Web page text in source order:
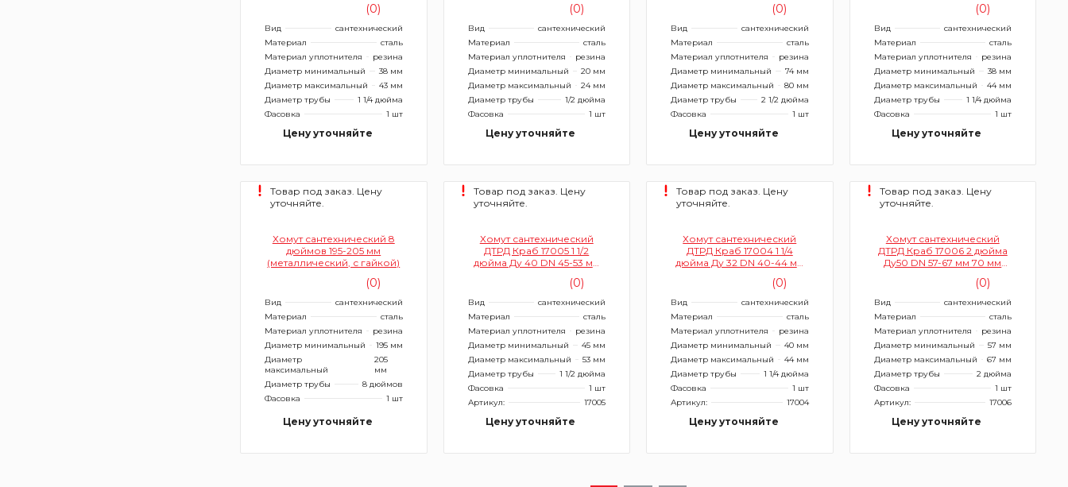
(0)
Вид
сантехнический
Материал
сталь
Материал уплотнителя
резина
Диаметр минимальный
38 мм
Диаметр максимальный
43 мм
Диаметр трубы
1 1/4 дюйма
Фасовка
1 шт
Цену уточняйте
(0)
Вид
сантехнический
Материал
сталь
Материал уплотнителя
резина
Диаметр минимальный
20 мм
Диаметр максимальный
24 мм
Диаметр трубы
1/2 дюйма
Фасовка
1 шт
Цену уточняйте
(0)
Вид
сантехнический
Материал
сталь
Материал уплотнителя
резина
Диаметр минимальный
74 мм
Диаметр максимальный
80 мм
Диаметр трубы
2 1/2 дюйма
Фасовка
1 шт
Цену уточняйте
(0)
Вид
сантехнический
Материал
сталь
Материал уплотнителя
резина
Диаметр минимальный
38 мм
Диаметр максимальный
44 мм
Диаметр трубы
1 1/4 дюйма
Фасовка
1 шт
Цену уточняйте
Товар под заказ. Цену
уточняйте.
Хомут сантехнический 8
дюймов 195-205 мм
(металлический, с гайкой)
(0)
Вид
сантехнический
Материал
сталь
Материал уплотнителя
резина
Диаметр минимальный
195 мм
Диаметр
максимальный
205
мм
Диаметр трубы
8 дюймов
Фасовка
1 шт
Цену уточняйте
Товар под заказ. Цену
уточняйте.
Хомут сантехнический
ДТРД Краб 17005 1 1/2
дюйма Ду 40 DN 45-53 мм
(0)
Вид
сантехнический
Материал
сталь
Материал уплотнителя
резина
Диаметр минимальный
45 мм
Диаметр максимальный
53 мм
Диаметр трубы
1 1/2 дюйма
Фасовка
1 шт
Артикул:
17005
Цену уточняйте
Товар под заказ. Цену
уточняйте.
Хомут сантехнический
ДТРД Краб 17004 1 1/4
дюйма Ду 32 DN 40-44 мм
(0)
Вид
сантехнический
Материал
сталь
Материал уплотнителя
резина
Диаметр минимальный
40 мм
Диаметр максимальный
44 мм
Диаметр трубы
1 1/4 дюйма
Фасовка
1 шт
Артикул:
17004
Цену уточняйте
Товар под заказ. Цену
уточняйте.
Хомут сантехнический
ДТРД Краб 17006 2 дюйма
Ду50 DN 57-67 мм 70 мм
(0)
Вид
сантехнический
Материал
сталь
Материал уплотнителя
резина
Диаметр минимальный
57 мм
Диаметр максимальный
67 мм
Диаметр трубы
2 дюйма
Фасовка
1 шт
Артикул:
17006
Цену уточняйте